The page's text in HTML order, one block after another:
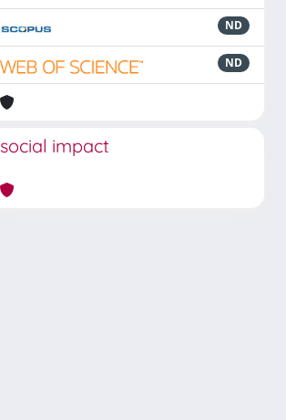
ND
ND
social impact